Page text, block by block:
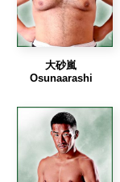
大砂嵐
Osunaarashi